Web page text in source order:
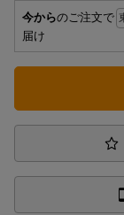
今からのご注文で
届け